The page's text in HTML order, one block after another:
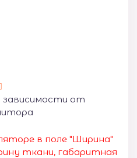
от
в поле "Ширина"
ткани, габаритная